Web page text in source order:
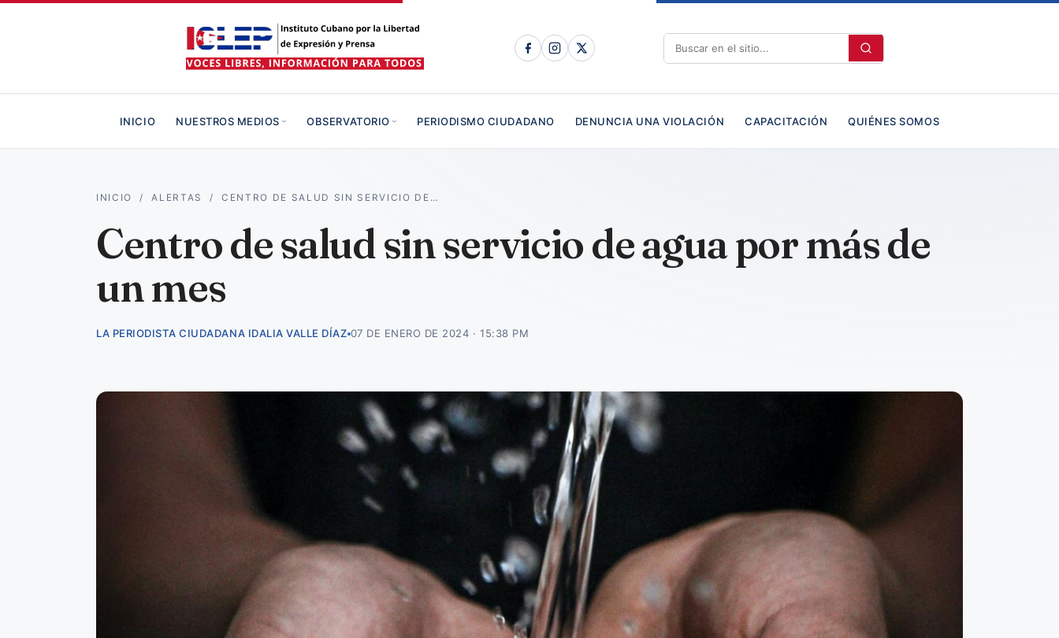
INICIO NUESTROS MEDIOS OBSERVATORIO PERIODISMO CIUDADANO DENUNCIA UNA VIOLACIÓN CAPACITACIÓN QUIÉNES SOMOS
INICIO /ALERTAS /CENTRO DE SALUD SIN SERVICIO DE…
Centro de salud sin servicio de agua por más de
un mes
LA PERIODISTA CIUDADANA IDALIA VALLE DÍAZ 07 DE ENERO DE 2024 · 15:38 PM